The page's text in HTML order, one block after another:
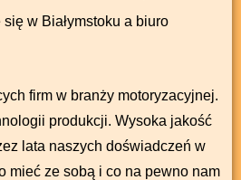
w Białymstoku a biuro
firm w branży motoryzacyjnej.
produkcji. Wysoka jakość
lata naszych doświadczeń w
mieć ze sobą i co na pewno nam